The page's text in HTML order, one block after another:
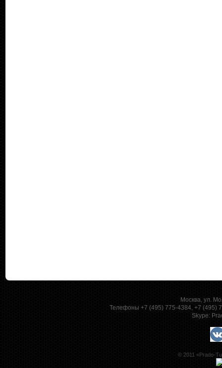
Москва, ул.
Телефоны +7 (495) 775-4384, +7 (495)
Skype:
© 2011 «Prado-